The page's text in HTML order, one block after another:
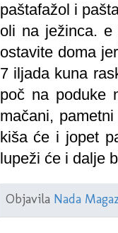
paštafažol i
oli na ježinca.
ostavite doma
7 iljada kuna
poč na poduke
mačani,
kiša će i jopet
lupeži će i dalje
Objavila Nada